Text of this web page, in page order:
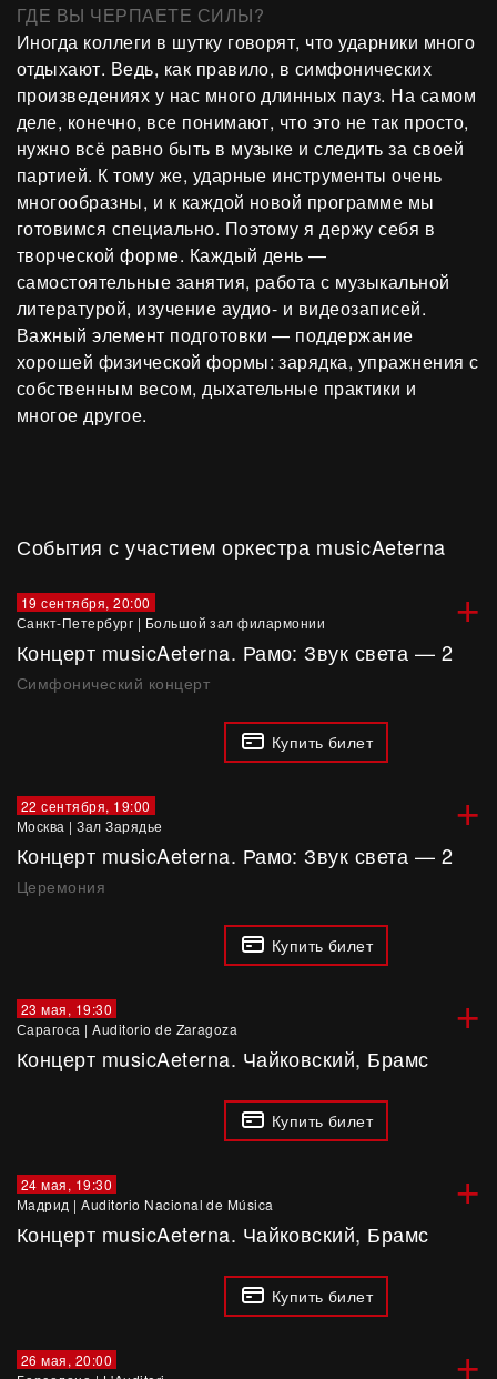
ГДЕ ВЫ ЧЕРПАЕТЕ СИЛЫ?
Иногда коллеги в шутку говорят, что ударники много
отдыхают. Ведь, как правило, в симфонических
произведениях у нас много длинных пауз. На самом
деле, конечно, все понимают, что это не так просто,
нужно всё равно быть в музыке и следить за своей
партией. К тому же, ударные инструменты очень
многообразны, и к каждой новой программе мы
готовимся специально. Поэтому я держу себя в
творческой форме. Каждый день —
самостоятельные занятия, работа с музыкальной
литературой, изучение аудио- и видеозаписей.
Важный элемент подготовки — поддержание
хорошей физической формы: зарядка, упражнения с
собственным весом, дыхательные практики и
многое другое.
События с участием оркестра musicAeterna
+
19 сентября, 20:00
Санкт-Петербург | Большой зал филармонии
Концерт musicAeterna. Рамо: Звук света — 2
Симфонический концерт
Купить билет
+
22 сентября, 19:00
Москва |Зал Зарядье
Концерт musicAeterna. Рамо: Звук света — 2
Церемония
Купить билет
+
23 мая, 19:30
Сарагоса |Auditorio de Zaragoza
Концерт musicAeterna. Чайковский, Брамс
Купить билет
+
24 мая, 19:30
Мадрид |Auditorio Nacional de Música
Концерт musicAeterna. Чайковский, Брамс
Купить билет
+
26 мая, 20:00